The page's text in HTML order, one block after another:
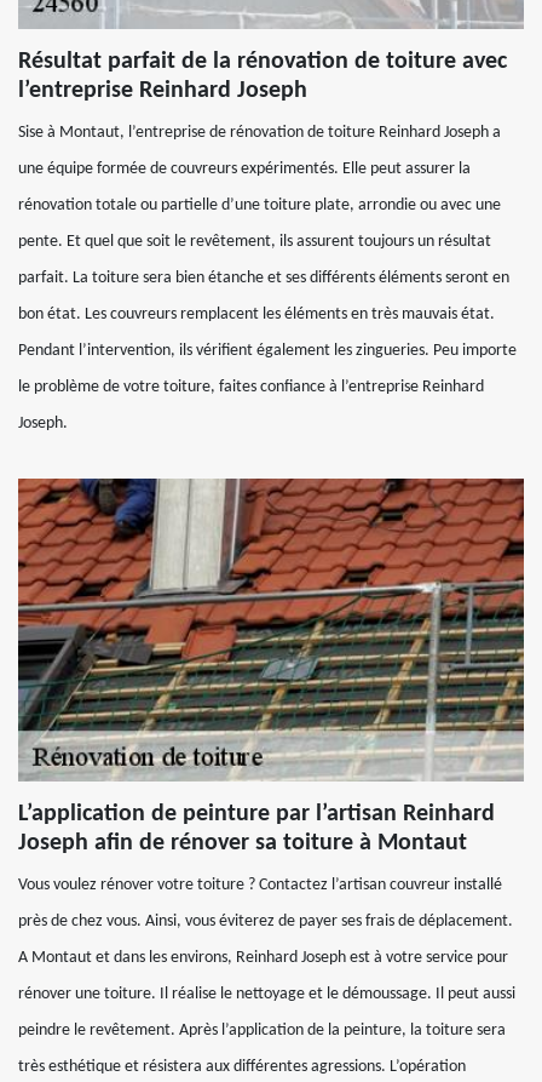
Résultat parfait de la rénovation de toiture avec
l’entreprise Reinhard Joseph
Sise à Montaut, l’entreprise de rénovation de toiture Reinhard Joseph a
une équipe formée de couvreurs expérimentés. Elle peut assurer la
rénovation totale ou partielle d’une toiture plate, arrondie ou avec une
pente. Et quel que soit le revêtement, ils assurent toujours un résultat
parfait. La toiture sera bien étanche et ses différents éléments seront en
bon état. Les couvreurs remplacent les éléments en très mauvais état.
Pendant l’intervention, ils vérifient également les zingueries. Peu importe
le problème de votre toiture, faites confiance à l’entreprise Reinhard
Joseph.
L’application de peinture par l’artisan Reinhard
Joseph afin de rénover sa toiture à Montaut
Vous voulez rénover votre toiture ? Contactez l’artisan couvreur installé
près de chez vous. Ainsi, vous éviterez de payer ses frais de déplacement.
A Montaut et dans les environs, Reinhard Joseph est à votre service pour
rénover une toiture. Il réalise le nettoyage et le démoussage. Il peut aussi
peindre le revêtement. Après l’application de la peinture, la toiture sera
très esthétique et résistera aux différentes agressions. L’opération